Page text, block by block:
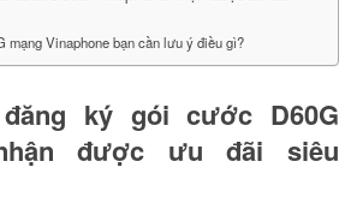
mạng Vinaphone bạn cần lưu ý điều gì?
ký gói cước D60G
được ưu đãi siêu